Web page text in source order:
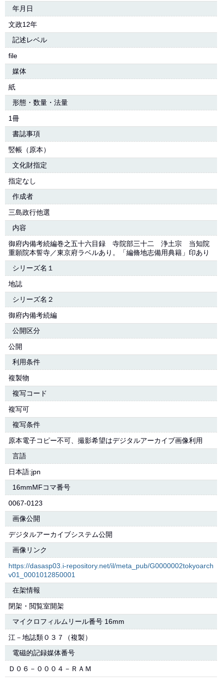
年月日
文政12年
記述レベル
file
媒体
紙
形態・数量・法量
1冊
書誌事項
竪帳（原本）
文化財指定
指定なし
作成者
三島政行他選
内容
御府内備考続編巻之五十六目録 寺院部三十二 浄土宗 当知院
重願院本誓寺／東京府ラベルあり。「編脩地志備用典籍」印あり
シリーズ名１
地誌
シリーズ名２
御府内備考続編
公開区分
公開
利用条件
複製物
複写コード
複写可
複写条件
原本電子コピー不可、撮影希望はデジタルアーカイブ画像利用
言語
日本語:jpn
16mmMFコマ番号
0067-0123
画像公開
デジタルアーカイブシステム公開
画像リンク
https://dasasp03.i-repository.net/il/meta_pub/G0000002tokyoarch
v01_0001012850001
在架情報
閉架・閲覧室開架
マイクロフィルムリール番号 16mm
江－地誌類０３７（複製）
電磁的記録媒体番号
Ｄ０６－０００４－ＲＡＭ